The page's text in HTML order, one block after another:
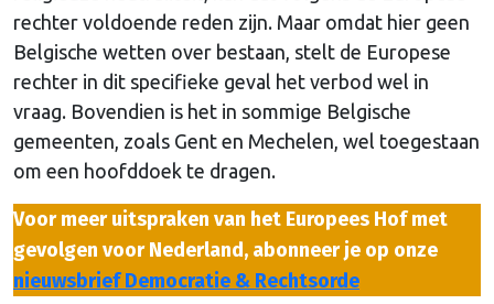
rechter voldoende reden zijn. Maar omdat hier geen
Belgische wetten over bestaan, stelt de Europese
rechter in dit specifieke geval het verbod wel in
vraag. Bovendien is het in sommige Belgische
gemeenten, zoals Gent en Mechelen, wel toegestaan
om een hoofddoek te dragen.
Voor meer uitspraken van het Europees Hof met
gevolgen voor Nederland, abonneer je op onze
nieuwsbrief Democratie & Rechtsorde